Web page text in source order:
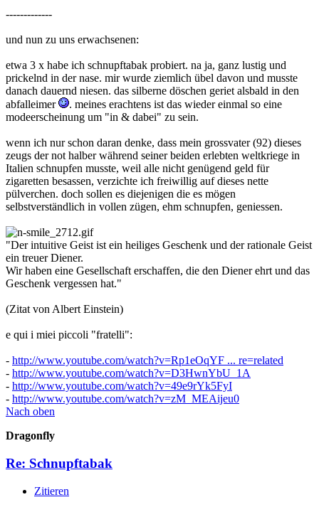
-------------
und nun zu uns erwachsenen:
etwa 3 x habe ich schnupftabak probiert. na ja, ganz lustig und
prickelnd in der nase. mir wurde ziemlich übel davon und musste
danach dauernd niesen. das silberne döschen geriet alsbald in den
abfalleimer
. meines erachtens ist das wieder einmal so eine
modeerscheinung um "in & dabei" zu sein.
wenn ich nur schon daran denke, dass mein grossvater (92) dieses
zeugs der not halber während seiner beiden erlebten weltkriege in
Italien schnupfen musste, weil alle nicht genügend geld für
zigaretten besassen, verzichte ich freiwillig auf dieses nette
pülverchen. doch sollen es diejenigen die es mögen
selbstverständlich in vollen zügen, ehm schnupfen, geniessen.
"Der intuitive Geist ist ein heiliges Geschenk und der rationale Geist
ein treuer Diener.
Wir haben eine Gesellschaft erschaffen, die den Diener ehrt und das
Geschenk vergessen hat."
(Zitat von Albert Einstein)
e qui i miei piccoli "fratelli":
- http://www.youtube.com/watch?v=Rp1eOqYF ... re=related
- http://www.youtube.com/watch?v=D3HwnYbU_1A
- http://www.youtube.com/watch?v=49e9rYk5FyI
- http://www.youtube.com/watch?v=zM_MEAijeu0
Nach oben
Dragonfly
Re: Schnupftabak
Zitieren